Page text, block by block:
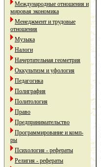
Международные отношения и
мировая экономика
Менеджмент и трудовые
отношения
Музыка
Налоги
Начертательная геометрия
Оккультизм и уфология
Педагогика
Полиграфия
Политология
Право
Предпринимательство
Программирование и комп-
ры
Психология - рефераты
Религия - рефераты